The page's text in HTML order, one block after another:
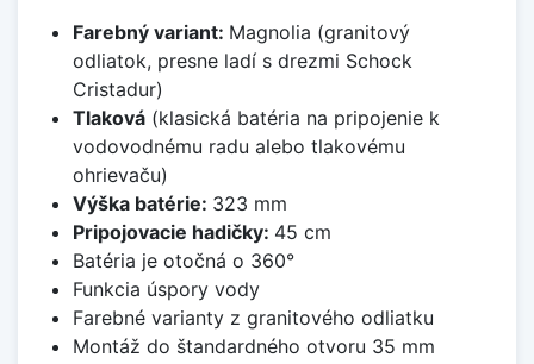
Farebný variant: Magnolia (granitový
odliatok, presne ladí s drezmi Schock
Cristadur)
Tlaková(klasická batéria na pripojenie k
vodovodnému radu alebo tlakovému
ohrievaču)
Výška batérie: 323 mm
Pripojovacie hadičky: 45 cm
Batéria je otočná o 360°
Funkcia úspory vody
Farebné varianty z granitového odliatku
Montáž do štandardného otvoru 35 mm